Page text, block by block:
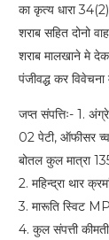
का कृत्य धारा
शराब सहित दोनो
शराब मालखाने मे
पंजीवद्ध कर विवेचना
जप्त संपत्तिः- 1.
02 पेटी, ऑफीसर
बोतल कुल मात्रा
2. महिन्द्रा थार
3. मारूति स्विट
4. कुल संपत्ती